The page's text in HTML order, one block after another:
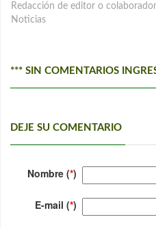
Redacción de editor o
Noticias
*** SIN COMENTARIOS
DEJE SU COMENTARIO
Nombre (*)
E-mail (*)